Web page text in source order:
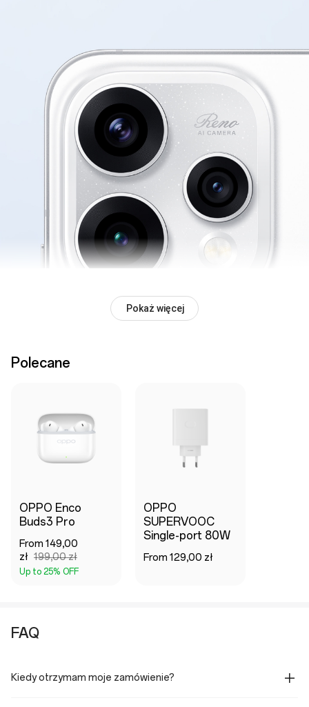
Pokaż więcej
Polecane
OPPO Enco
Buds3 Pro
From 149,00
zł 199,00 zł
Up to 25% OFF
OPPO
SUPERVOOC
Single-port 80W
From 129,00 zł
FAQ
Kiedy otrzymam moje zamówienie?